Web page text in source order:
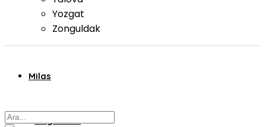
Yozgat
Zonguldak
Milas
Muğla’dan